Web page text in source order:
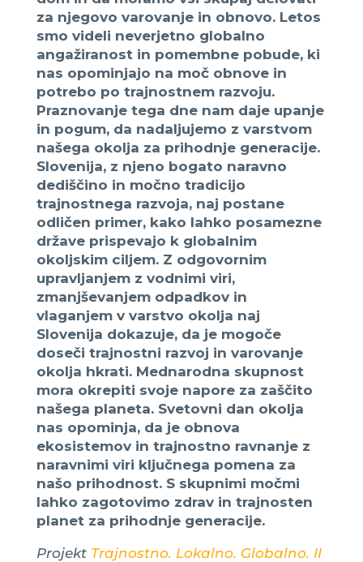
za njegovo varovanje in obnovo. Letos
smo videli neverjetno globalno
angažiranost in pomembne pobude, ki
nas opominjajo na moč obnove in
potrebo po trajnostnem razvoju.
Praznovanje tega dne nam daje upanje
in pogum, da nadaljujemo z varstvom
našega okolja za prihodnje generacije.
Slovenija, z njeno bogato naravno
dediščino in močno tradicijo
trajnostnega razvoja, naj postane
odličen primer, kako lahko posamezne
države prispevajo k globalnim
okoljskim ciljem. Z odgovornim
upravljanjem z vodnimi viri,
zmanjševanjem odpadkov in
vlaganjem v varstvo okolja naj
Slovenija dokazuje, da je mogoče
doseči trajnostni razvoj in varovanje
okolja hkrati. Mednarodna skupnost
mora okrepiti svoje napore za zaščito
našega planeta. Svetovni dan okolja
nas opominja, da je obnova
ekosistemov in trajnostno ravnanje z
naravnimi viri ključnega pomena za
našo prihodnost. S skupnimi močmi
lahko zagotovimo zdrav in trajnosten
planet za prihodnje generacije.
Projekt Trajnostno. Lokalno. Globalno. II